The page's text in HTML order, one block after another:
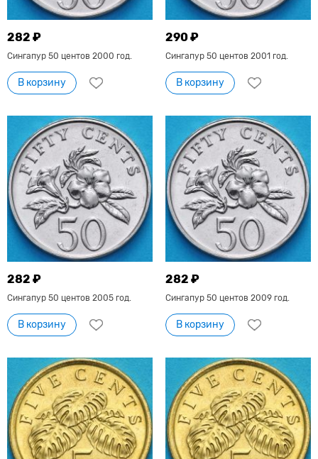
282 ₽
Сингапур 50 центов 2000 год.
В корзину
290 ₽
Сингапур 50 центов 2001 год.
В корзину
282 ₽
Сингапур 50 центов 2005 год.
В корзину
282 ₽
Сингапур 50 центов 2009 год.
В корзину